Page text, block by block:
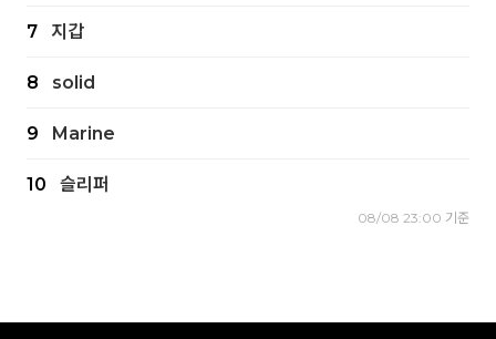
7 지갑
8 solid
9 Marine
10 슬리퍼
08/08 23:00 기준